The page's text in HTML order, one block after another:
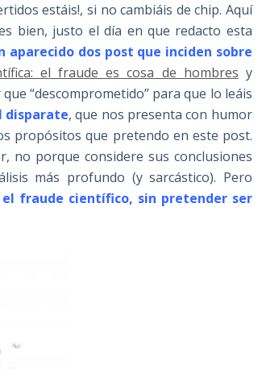
estáis!, si no cambiáis de chip. Aquí
bien, justo el día en que redacto esta
dos post que inciden sobre
el fraude es cosa de hombres y
“descomprometido” para que lo leáis
disparate, que nos presenta con humor
propósitos que pretendo en este post.
no porque considere sus conclusiones
más profundo (y sarcástico). Pero
fraude científico, sin pretender ser